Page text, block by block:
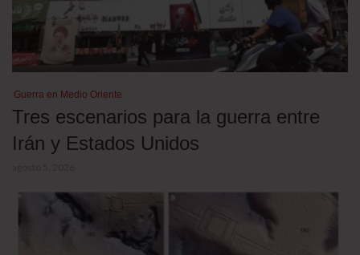
Guerra en Medio Oriente
Tres escenarios para la guerra entre
Irán y Estados Unidos